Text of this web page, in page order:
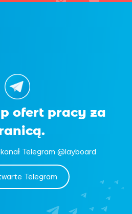
ofert pracy za
Telegram @layboard
Telegram